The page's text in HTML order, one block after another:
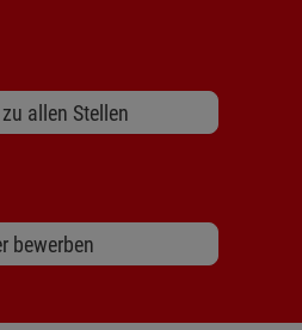
allen Stellen
bewerben